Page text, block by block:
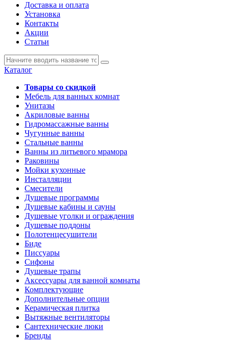
Доставка и оплата
Установка
Контакты
Акции
Статьи
Каталог
Товары со скидкой
Мебель для ванных комнат
Унитазы
Акриловые ванны
Гидромассажные ванны
Чугунные ванны
Стальные ванны
Ванны из литьевого мрамора
Раковины
Мойки кухонные
Инсталляции
Смесители
Душевые программы
Душевые кабины и сауны
Душевые уголки и ограждения
Душевые поддоны
Полотенцесушители
Биде
Писсуары
Сифоны
Душевые трапы
Аксессуары для ванной комнаты
Комплектующие
Дополнительные опции
Керамическая плитка
Вытяжные вентиляторы
Сантехнические люки
Бренды